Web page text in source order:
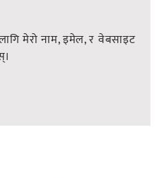
मेरो नाम, इमेल, र वेबसाइट